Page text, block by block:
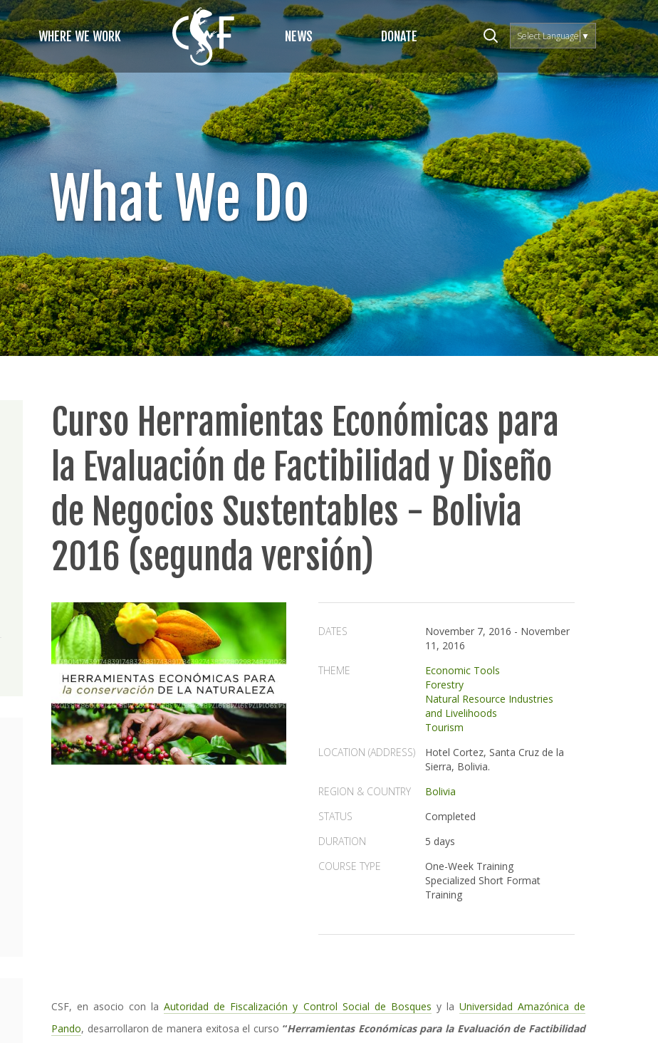
WHERE WE WORK NEWS DONATE Select Language▼
What We Do
Curso Herramientas Económicas para
la Evaluación de Factibilidad y Diseño
de Negocios Sustentables - Bolivia
2016 (segunda versión)
DATES November 7, 2016 - November
11, 2016
THEME
Economic Tools
Forestry
Natural Resource Industries
and Livelihoods
Tourism
LOCATION (ADDRESS)
Hotel Cortez, Santa Cruz de la
Sierra, Bolivia.
REGION & COUNTRY
Bolivia
STATUS
Completed
DURATION
5 days
COURSE TYPE
One-Week Training
Specialized Short Format
Training
CSF, en asocio con laAutoridad de Fiscalización y Control Social de Bosques y la Universidad Amazónica de
Pando, desarrollaron de manera exitosa el curso “Herramientas Económicas para la Evaluación de Factibilidad